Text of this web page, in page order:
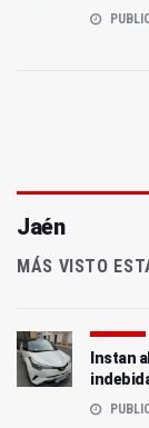
Jaén
MÁS VISTO
Instan